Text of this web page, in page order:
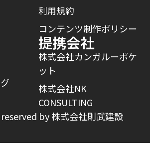
利用規約
コンテンツ制作ポリシー
提携会社
株式会社カンガルーポケ
ット
株式会社NK
CONSULTING
by 株式会社則武建設